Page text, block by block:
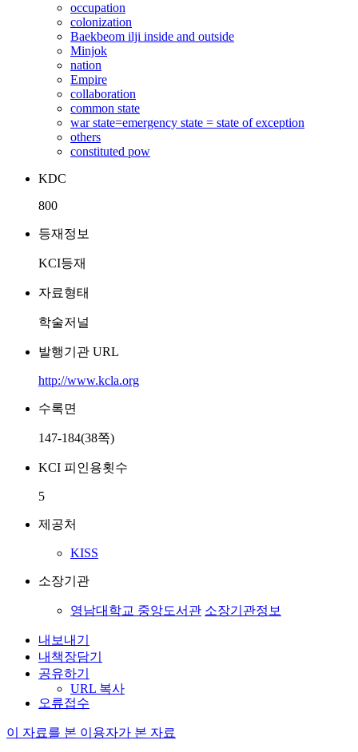
occupation
colonization
Baekbeom ilji inside and outside
Minjok
nation
Empire
collaboration
common state
war state=emergency state = state of exception
others
constituted pow
KDC
800
등재정보
KCI등재
자료형태
학술저널
발행기관 URL
http://www.kcla.org
수록면
147-184(38쪽)
KCI 피인용횟수
5
제공처
KISS
소장기관
영남대학교 중앙도서관 소장기관정보
내보내기
내책장담기
공유하기
URL 복사
오류접수
이 자료를 본 이용자가 본 자료